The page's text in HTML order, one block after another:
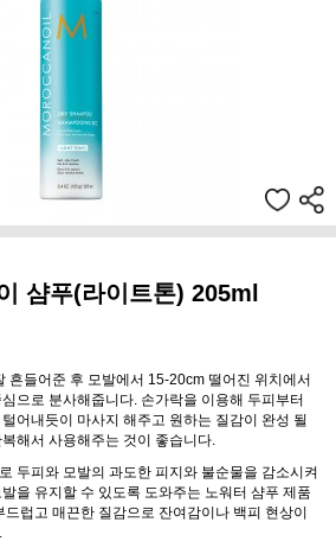
샴푸(라이트톤) 205ml
흔들어준 후 모발에서 15-20cm 떨어진 위치에서
으로 분사해줍니다. 손가락을 이용해 두피부터
어내듯이 마사지 해주고 원하는 질감이 완성 될
해서 사용해주는 것이 좋습니다.
두피와 모발의 과도한 피지와 불순물을 감소시켜
을 유지할 수 있도록 도와주는 노워터 샴푸 제품
드럽고 매끈한 질감으로 잔여감이나 백피 현상이